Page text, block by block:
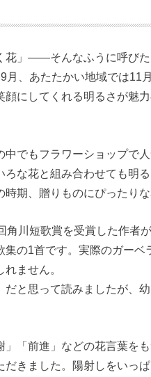
花」――そんなふうに呼び
月、あたたかい地域では11
顔にしてくれる明るさが魅
中でもフラワーショップで
ろな花と組み合わせても明
時期、贈りものにぴったり
角川短歌賞を受賞した作者
集の1首です。実際のガーベ
ません。
だと思って読みましたが、
」「前進」などの花言葉を
だきました。陽射しをいっ